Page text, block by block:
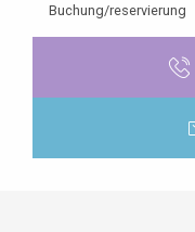
Buchung/reservierung